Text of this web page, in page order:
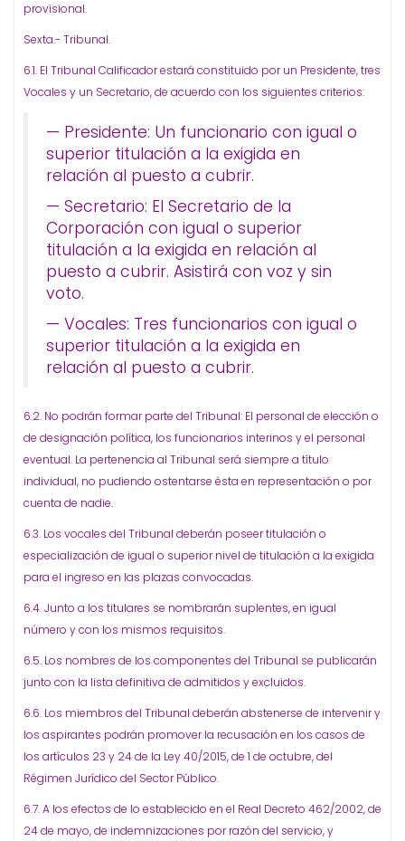
provisional.
Sexta.- Tribunal.
6.1. El Tribunal Calificador estará constituido por un Presidente, tres
Vocales y un Secretario, de acuerdo con los siguientes criterios:
— Presidente: Un funcionario con igual o
superior titulación a la exigida en
relación al puesto a cubrir.
— Secretario: El Secretario de la
Corporación con igual o superior
titulación a la exigida en relación al
puesto a cubrir. Asistirá con voz y sin
voto.
— Vocales: Tres funcionarios con igual o
superior titulación a la exigida en
relación al puesto a cubrir.
6.2. No podrán formar parte del Tribunal: El personal de elección o
de designación política, los funcionarios interinos y el personal
eventual. La pertenencia al Tribunal será siempre a título
individual, no pudiendo ostentarse ésta en representación o por
cuenta de nadie.
6.3. Los vocales del Tribunal deberán poseer titulación o
especialización de igual o superior nivel de titulación a la exigida
para el ingreso en las plazas convocadas.
6.4. Junto a los titulares se nombrarán suplentes, en igual
número y con los mismos requisitos.
6.5. Los nombres de los componentes del Tribunal se publicarán
junto con la lista definitiva de admitidos y excluidos.
6.6. Los miembros del Tribunal deberán abstenerse de intervenir y
los aspirantes podrán promover la recusación en los casos de
los artículos 23 y 24 de la Ley 40/2015, de 1 de octubre, del
Régimen Jurídico del Sector Público.
6.7. A los efectos de lo establecido en el Real Decreto 462/2002, de
24 de mayo, de indemnizaciones por razón del servicio, y